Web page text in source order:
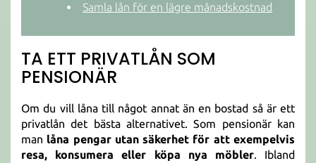
Samla lån för en lägre månadskostnad
TA ETT PRIVATLÅN SOM
PENSIONÄR
Om du vill låna till något annat än en bostad så är ett
privatlån det bästa alternativet. Som pensionär kan
man låna pengar utan säkerhet för att exempelvis
resa, konsumera eller köpa nya möbler. Ibland